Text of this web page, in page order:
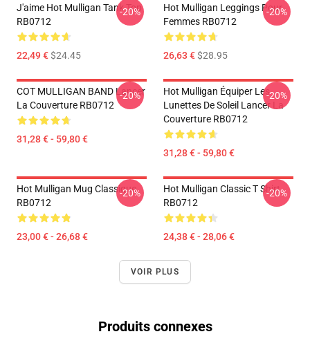
J'aime Hot Mulligan Tank Top
RB0712
22,49 €$24.45
-20%
Hot Mulligan Leggings Pour
Femmes RB0712
26,63 €$28.95
-20%
COT MULLIGAN BAND Lancer
La Couverture RB0712
31,28 € - 59,80 €
-20%
Hot Mulligan Équiper Les
Lunettes De Soleil Lancer La
Couverture RB0712
31,28 € - 59,80 €
-20%
Hot Mulligan Mug Classique
RB0712
23,00 € - 26,68 €
-20%
Hot Mulligan Classic T Shirt
RB0712
24,38 € - 28,06 €
-20%
VOIR PLUS
Produits connexes